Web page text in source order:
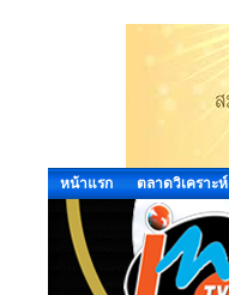
หน้าแรก ตลาดวิเคราะห์